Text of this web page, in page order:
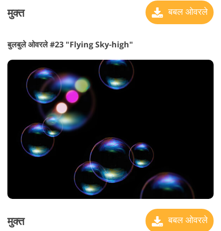
मुक्त बबल ओवरले
बुलबुले ओवरले #23 "Flying Sky-high"
मुक्त बबल ओवरले